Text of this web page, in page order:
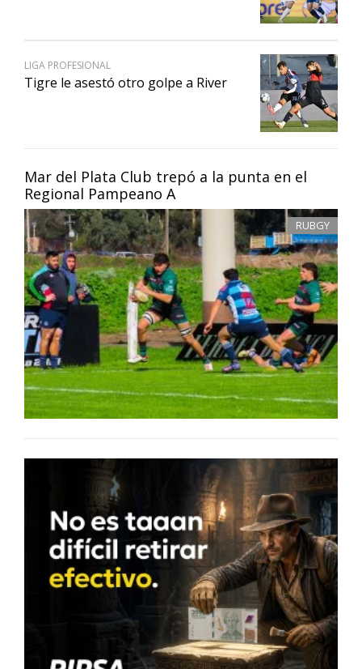
Mar del Plata Club trepó a la punta en el
Regional Pampeano A
RUBGY
LIGA PROFESIONAL
Tigre le asestó otro golpe a River